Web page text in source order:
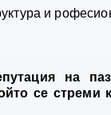
и
на
се стреми